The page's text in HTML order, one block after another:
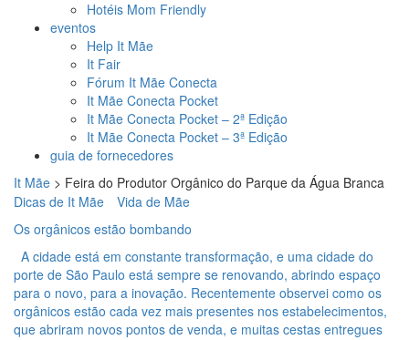
Hotéis Mom Friendly
eventos
Help It Mãe
It Fair
Fórum It Mãe Conecta
It Mãe Conecta Pocket
It Mãe Conecta Pocket – 2ª Edição
It Mãe Conecta Pocket – 3ª Edição
guia de fornecedores
It Mãe > Feira do Produtor Orgânico do Parque da Água Branca
Dicas de It Mãe
Vida de Mãe
Os orgânicos estão bombando
A cidade está em constante transformação, e uma cidade do
porte de São Paulo está sempre se renovando, abrindo espaço
para o novo, para a inovação. Recentemente observei como os
orgânicos estão cada vez mais presentes nos estabelecimentos,
que abriram novos pontos de venda, e muitas cestas entregues